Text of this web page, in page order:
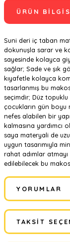
ÜRÜN
Suni deri iç taban
dokunuşla sarar ve
sayesinde kolayca
sağlar; Sade ve şık
kıyafetle kolayca
tasarlanmış bu
seçimdir; Düz
çocukların gün boyu
nefes alabilen bir
kalmasına yardımcı
saya materyali de
uygun tasarımıyla
rahat adımlar
edilebilecek bu
YORUMLAR
TAKSIT